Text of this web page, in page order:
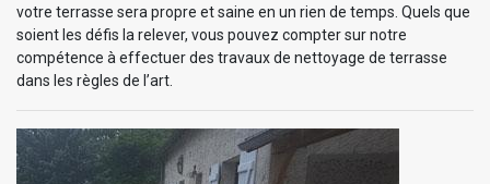
votre terrasse sera propre et saine en un rien de temps. Quels que
soient les défis la relever, vous pouvez compter sur notre
compétence à effectuer des travaux de nettoyage de terrasse
dans les règles de l’art.